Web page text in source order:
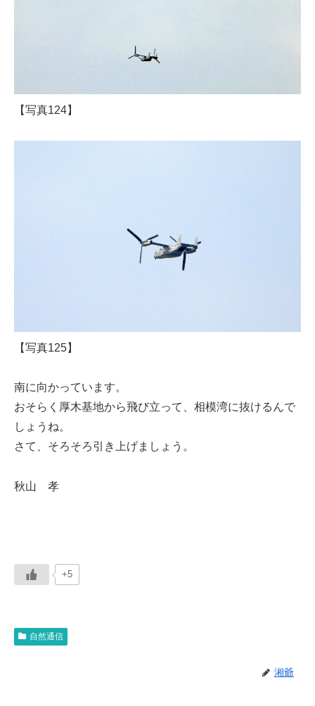
【写真124】
【写真125】
南に向かっています。
おそらく厚木基地から飛び立って、相模湾に抜けるんで
しょうね。
さて、そろそろ引き上げましょう。
秋山 孝
+5
自然通信
湘爺